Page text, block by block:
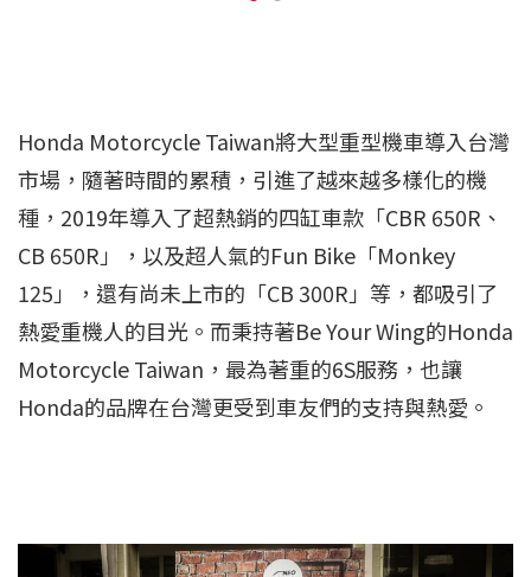
Honda Motorcycle Taiwan將大型重型機車導入台灣
市場，隨著時間的累積，引進了越來越多樣化的機
種，2019年導入了超熱銷的四缸車款「CBR 650R、
CB 650R」，以及超人氣的Fun Bike「Monkey
125」，還有尚未上市的「CB 300R」等，都吸引了
熱愛重機人的目光。而秉持著Be Your Wing的Honda
Motorcycle Taiwan，最為著重的6S服務，也讓
Honda的品牌在台灣更受到車友們的支持與熱愛。